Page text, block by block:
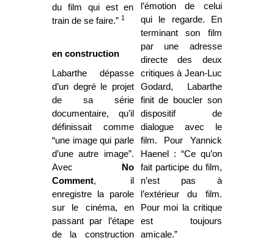
du film qui est en
train de se faire.” 1
en construction
Labarthe dépasse
d’un degré le projet
de sa série
documentaire, qu’il
définissait comme
“une image qui parle
d’une autre image”.
Avec
No
Comment, il
enregistre la parole
sur le cinéma, en
passant par l’étape
de la construction
l’émotion de celui
qui le regarde. En
terminant son film
par une adresse
directe des deux
critiques à Jean-Luc
Godard, Labarthe
finit de boucler son
dispositif de
dialogue avec le
film. Pour Yannick
Haenel : “Ce qu’on
fait participe du film,
n’est pas à
l’extérieur du film.
Pour moi la critique
est toujours
amicale.”